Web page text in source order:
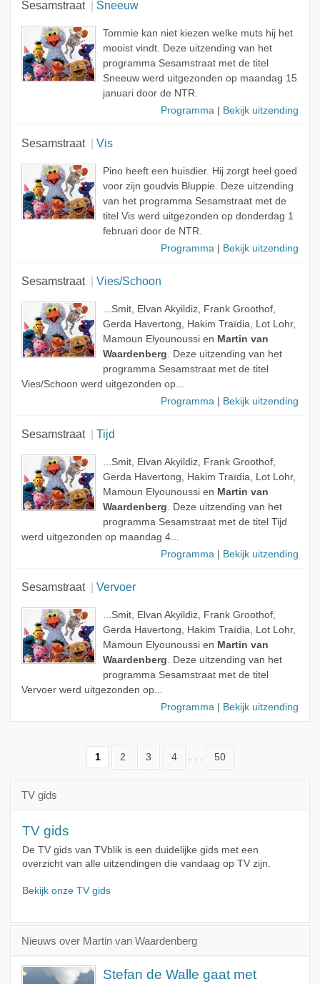
Sesamstraat Sneeuw
Tommie kan niet kiezen welke muts hij het
mooist vindt. Deze uitzending van het
programma Sesamstraat met de titel
Sneeuw werd uitgezonden op maandag 15
januari door de NTR.
Programma
Bekijk uitzending
Sesamstraat Vis
Pino heeft een huisdier. Hij zorgt heel goed
voor zijn goudvis Bluppie. Deze uitzending
van het programma Sesamstraat met de
titel Vis werd uitgezonden op donderdag 1
februari door de NTR.
Programma
Bekijk uitzending
Sesamstraat Vies/Schoon
...Smit, Elvan Akyildiz, Frank Groothof,
Gerda Havertong, Hakim Traïdia, Lot Lohr,
Mamoun Elyounoussi en Martin van
Waardenberg. Deze uitzending van het
programma Sesamstraat met de titel
Vies/Schoon werd uitgezonden op...
Programma
Bekijk uitzending
Sesamstraat Tijd
...Smit, Elvan Akyildiz, Frank Groothof,
Gerda Havertong, Hakim Traïdia, Lot Lohr,
Mamoun Elyounoussi en Martin van
Waardenberg. Deze uitzending van het
programma Sesamstraat met de titel Tijd
werd uitgezonden op maandag 4...
Programma
Bekijk uitzending
Sesamstraat Vervoer
...Smit, Elvan Akyildiz, Frank Groothof,
Gerda Havertong, Hakim Traïdia, Lot Lohr,
Mamoun Elyounoussi en Martin van
Waardenberg. Deze uitzending van het
programma Sesamstraat met de titel
Vervoer werd uitgezonden op...
Programma
Bekijk uitzending
1 2 3 4 . . . 50
TV gids
TV gids
De TV gids van TVblik is een duidelijke gids met een
overzicht van alle uitzendingen die vandaag op TV zijn.
Bekijk onze TV gids
Nieuws over Martin van Waardenberg
Stefan de Walle gaat met